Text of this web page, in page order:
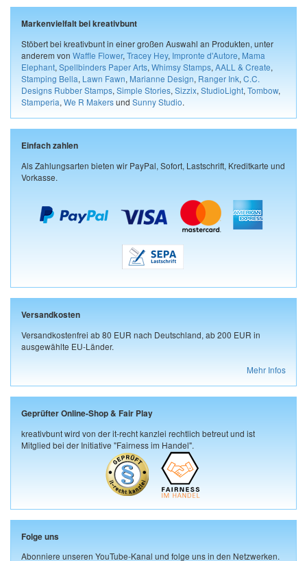
Markenvielfalt bei kreativbunt
Stöbert bei kreativbunt in einer großen Auswahl an Produkten, unter
anderem von Waffle Flower, Tracey Hey, Impronte d'Autore, Mama
Elephant, Spellbinders Paper Arts, Whimsy Stamps, AALL & Create,
Stamping Bella, Lawn Fawn, Marianne Design, Ranger Ink, C.C.
Designs Rubber Stamps, Simple Stories, Sizzix, StudioLight, Tombow,
Stamperia, We R Makersund Sunny Studio.
Einfach zahlen
Als Zahlungsarten bieten wir PayPal, Sofort, Lastschrift, Kreditkarte und
Vorkasse.
Versandkosten
Versandkostenfrei ab 80 EUR nach Deutschland, ab 200 EUR in
ausgewählte EU-Länder.
Mehr Infos
Geprüfter Online-Shop & Fair Play
kreativbunt wird von der it-recht kanzlei rechtlich betreut und ist
Mitglied bei der Initiative "Fairness im Handel".
Folge uns
Abonniere unseren YouTube-Kanal und folge uns in den Netzwerken.